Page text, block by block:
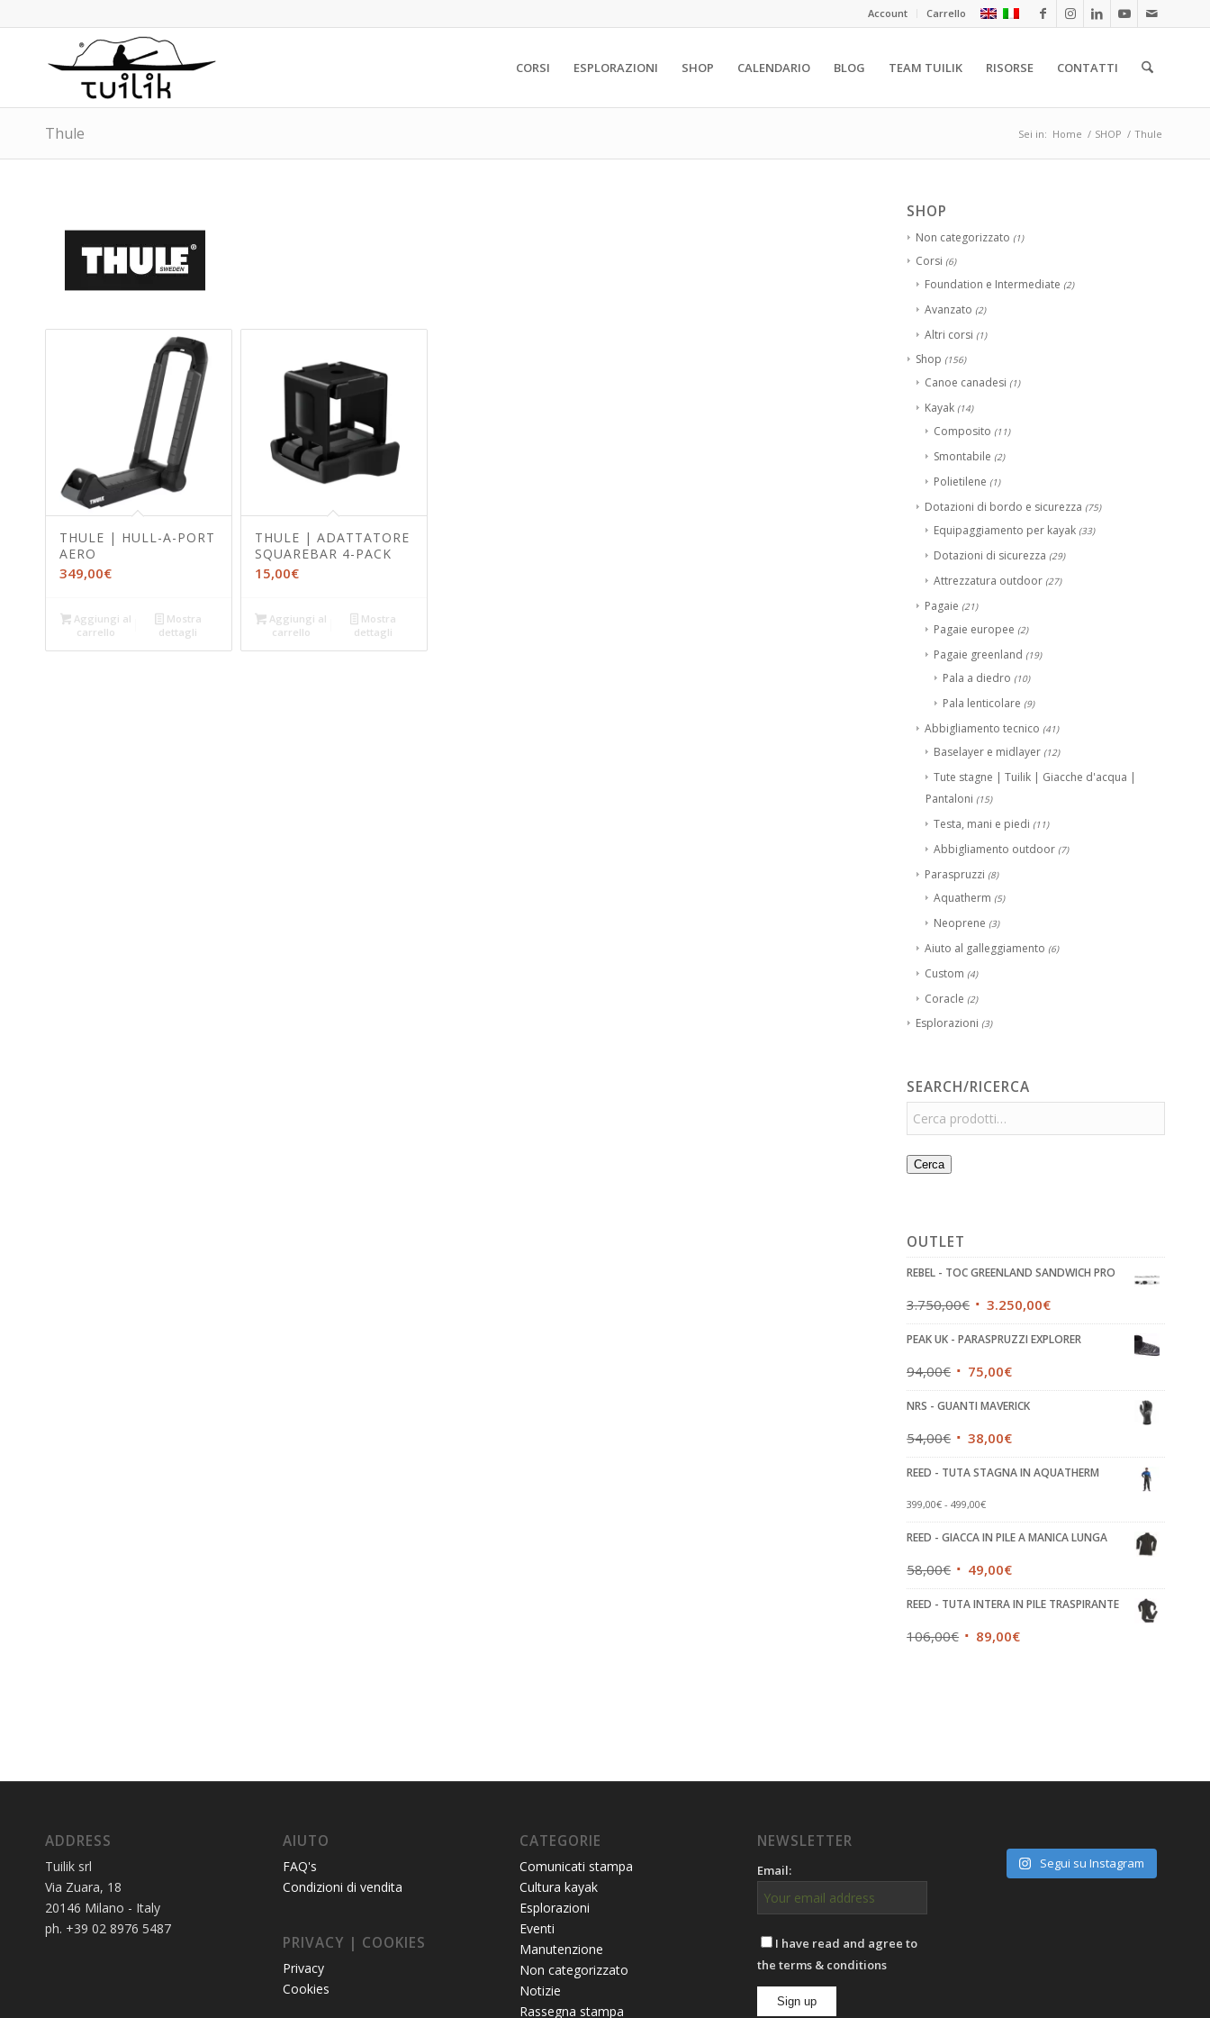
Account Carrello
CORSI ESPLORAZIONI SHOP CALENDARIO BLOG TEAM TUILIK RISORSE CONTATTI
Thule Sei in: Home / SHOP / Thule
THULE | HULL-A-PORT
AERO
349,00€
Aggiungi al
carrello
Mostra
dettagli
THULE | ADATTATORE
SQUAREBAR 4-PACK
15,00€
Aggiungi al
carrello
Mostra
dettagli
SHOP
Non categorizzato (1)
Corsi (6)
Foundation e Intermediate (2)
Avanzato (2)
Altri corsi (1)
Shop (156)
Canoe canadesi (1)
Kayak (14)
Composito (11)
Smontabile (2)
Polietilene (1)
Dotazioni di bordo e sicurezza (75)
Equipaggiamento per kayak (33)
Dotazioni di sicurezza (29)
Attrezzatura outdoor (27)
Pagaie (21)
Pagaie europee (2)
Pagaie greenland (19)
Pala a diedro (10)
Pala lenticolare (9)
Abbigliamento tecnico (41)
Baselayer e midlayer (12)
Tute stagne | Tuilik | Giacche d'acqua |
Pantaloni (15)
Testa, mani e piedi (11)
Abbigliamento outdoor (7)
Paraspruzzi (8)
Aquatherm (5)
Neoprene (3)
Aiuto al galleggiamento (6)
Custom (4)
Coracle (2)
Esplorazioni (3)
SEARCH/RICERCA
Cerca
OUTLET
REBEL - TOC GREENLAND SANDWICH PRO
3.750,00€ 3.250,00€
PEAK UK - PARASPRUZZI EXPLORER
94,00€ 75,00€
NRS - GUANTI MAVERICK
54,00€ 38,00€
REED - TUTA STAGNA IN AQUATHERM
399,00€ - 499,00€
REED - GIACCA IN PILE A MANICA LUNGA
58,00€ 49,00€
REED - TUTA INTERA IN PILE TRASPIRANTE
106,00€ 89,00€
ADDRESS
Tuilik srl
Via Zuara, 18
20146 Milano - Italy
ph. +39 02 8976 5487
AIUTO
FAQ's
Condizioni di vendita
PRIVACY | COOKIES
Privacy
Cookies
CATEGORIE
Comunicati stampa
Cultura kayak
Esplorazioni
Eventi
Manutenzione
Non categorizzato
Notizie
Rassegna stampa
NEWSLETTER
Email:
I have read and agree to
the terms & conditions
Segui su Instagram